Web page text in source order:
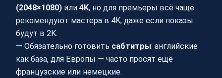
(2048×1080) или 4K, но для премьеры всё чаще
рекомендуют мастера в 4K, даже если показы
будут в 2K.
— Обязательно готовить сабтитры: английские
как база, для Европы — часто просят ещё
французские или немецкие.